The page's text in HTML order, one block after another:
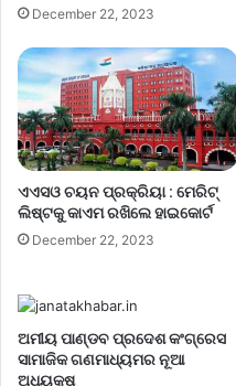
December 22, 2023
ଏଏସଓ ଚୟନ ପ୍ରକ୍ରିୟା : ମେରିଟ୍
ଲିଷ୍ଟକୁ କାଏମ ରଖିଲେ ହାଇକୋର୍ଟ
December 22, 2023
ଅମୀୟ ପାଣ୍ଡବ ପ୍ରଦେଶ କଂଗ୍ରେସ
ସାମାଜିକ ଗଣମାଧ୍ୟମର ନୂଆ
ଅଧ୍ୟକ୍ଷ